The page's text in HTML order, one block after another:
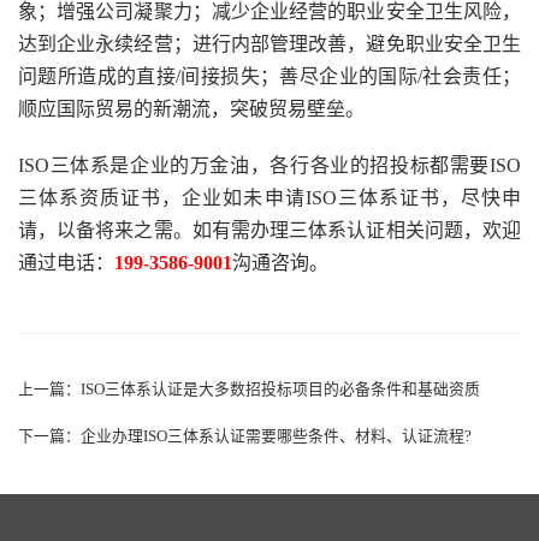
象；增强公司凝聚力；减少企业经营的职业安全卫生风险，
达到企业永续经营；进行内部管理改善，避免职业安全卫生
问题所造成的直接/间接损失；善尽企业的国际/社会责任；
顺应国际贸易的新潮流，突破贸易壁垒。
ISO三体系是企业的万金油，各行各业的招投标都需要ISO
三体系资质证书，企业如未申请ISO三体系证书，尽快申
请，以备将来之需。如有需办理三体系认证相关问题，欢迎
通过电话： 199-3586-9001沟通咨询。
上一篇： ISO三体系认证是大多数招投标项目的必备条件和基础资质
下一篇： 企业办理ISO三体系认证需要哪些条件、材料、认证流程?